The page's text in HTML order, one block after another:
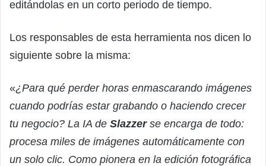
editándolas en un corto periodo de tiempo.
Los responsables de esta herramienta nos dicen lo
siguiente sobre la misma:
«¿Para qué perder horas enmascarando imágenes
cuando podrías estar grabando o haciendo crecer
tu negocio? La IA de Slazzerse encarga de todo:
procesa miles de imágenes automáticamente con
un solo clic. Como pionera en la edición fotográfica